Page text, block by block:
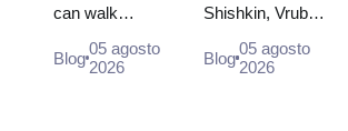
della più
grande
esposizione
can walk
Energia–Buran
Blog05 agosto
2026
la visita
Shishkin, Vrubel,
Surikov — the
Blog05 agosto
2026